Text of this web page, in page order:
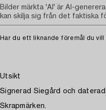
Har du ett liknande föremål du
Utsikt
Signerad Siegård och
Skrapmärken.
Bilder märkta 'AI' är AI-
kan skilja sig från det faktiska